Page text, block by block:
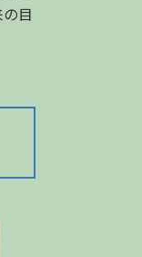
目